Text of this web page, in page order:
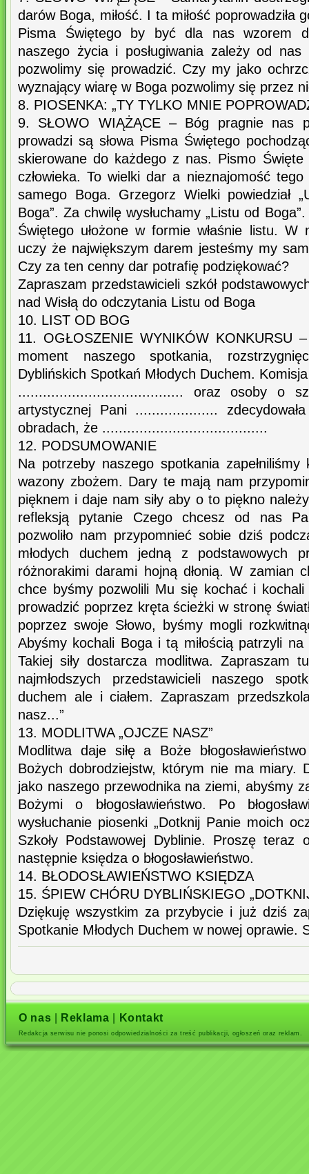
darów Boga, miłość. I ta miłość poprowadziła
Pisma Świętego by być dla nas wzorem
naszego życia i posługiwania zależy od
pozwolimy się prowadzić. Czy my jako
wyznający wiarę w Boga pozwolimy się przez
8. PIOSENKA: „TY TYLKO MNIE
9. SŁOWO WIĄŻĄCE – Bóg pragnie nas
prowadzi są słowa Pisma Świętego
skierowane do każdego z nas. Pismo Święte
człowieka. To wielki dar a nieznajomość
samego Boga. Grzegorz Wielki powiedział
Boga”. Za chwilę wysłuchamy „Listu od
Świętego ułożone w formie właśnie listu.
uczy że największym darem jesteśmy my
Czy za ten cenny dar potrafię podziękować?
Zapraszam przedstawicieli szkół
nad Wisłą do odczytania Listu od Boga
10. LIST OD BOG
11. OGŁOSZENIE WYNIKÓW KONKURSU
moment naszego spotkania,
Dyblińskich Spotkań Młodych Duchem.
........................................ oraz osoby o
artystycznej Pani ....................
obradach, że ........................................
12. PODSUMOWANIE
Na potrzeby naszego spotkania
wazony zbożem. Dary te mają nam
pięknem i daje nam siły aby o to piękno
refleksją pytanie Czego chcesz od nas
pozwoliło nam przypomnieć sobie dziś
młodych duchem jedną z podstawowych
różnorakimi darami hojną dłonią. W zamian
chce byśmy pozwolili Mu się kochać i
prowadzić poprzez kręta ścieżki w stronę
poprzez swoje Słowo, byśmy mogli
Abyśmy kochali Boga i tą miłością patrzyli na
Takiej siły dostarcza modlitwa. Zapraszam
najmłodszych przedstawicieli naszego
duchem ale i ciałem. Zapraszam
nasz...”
13. MODLITWA „OJCZE NASZ”
Modlitwa daje siłę a Boże
Bożych dobrodziejstw, którym nie ma miary.
jako naszego przewodnika na ziemi, abyśmy
Bożymi o błogosławieństwo. Po
wysłuchanie piosenki „Dotknij Panie moich
Szkoły Podstawowej Dyblinie. Proszę
następnie księdza o błogosławieństwo.
14. BŁODOSŁAWIEŃSTWO KSIĘDZA
15. ŚPIEW CHÓRU DYBLIŃSKIEGO
Dziękuję wszystkim za przybycie i już dziś
Spotkanie Młodych Duchem w nowej oprawie.
O nas Reklama Kontakt
Redakcja serwisu nie ponosi odpowiedzialności za treść publikacji, ogłoszeń oraz reklam.